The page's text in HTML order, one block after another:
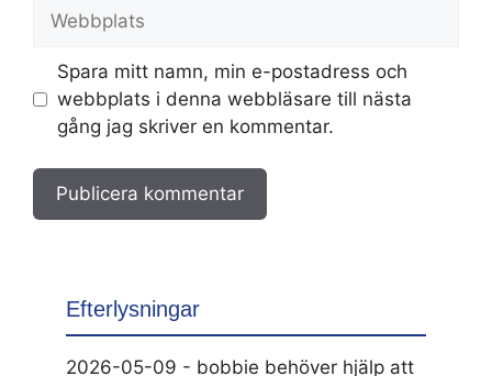
Spara mitt namn, min e-postadress och
webbplats i denna webbläsare till nästa
gång jag skriver en kommentar.
Efterlysningar
2026-05-09 - bobbie behöver hjälp att